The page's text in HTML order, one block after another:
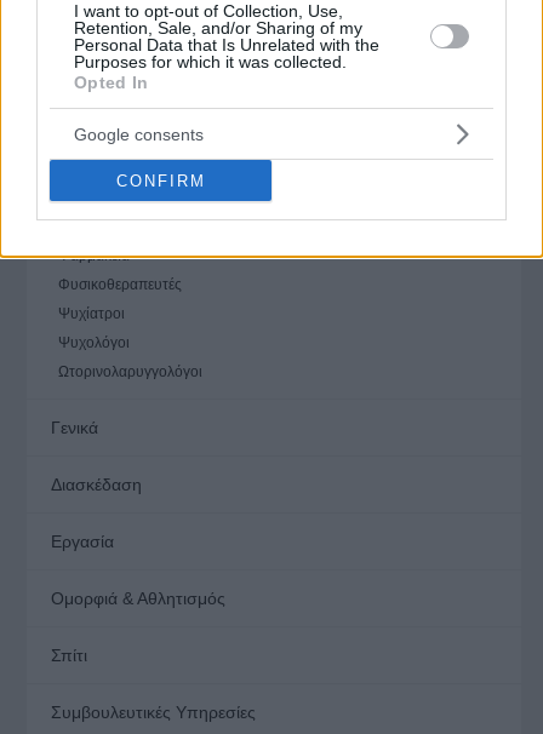
I want to opt-out of Collection, Use,
Retention, Sale, and/or Sharing of my
Personal Data that Is Unrelated with the
Purposes for which it was collected.
Opted In
Google consents
CONFIRM
Ορθοδοντικοί
Ορθοπαιδικοί
Ουρολόγοι
Οφθαλμίατροι
Παθολόγοι
Πνευμονολόγοι
Φαρμακεία
Φυσικοθεραπευτές
Ψυχίατροι
Ψυχολόγοι
Ωτορινολαρυγγολόγοι
Γενικά
Διασκέδαση
Εργασία
Ομορφιά & Αθλητισμός
Σπίτι
Συμβουλευτικές Υπηρεσίες